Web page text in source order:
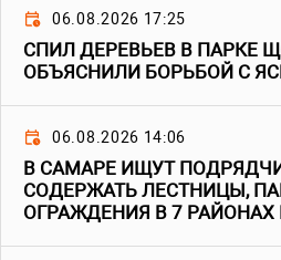
06.08.2026 17:25
СПИЛ ДЕРЕВЬЕВ В ПАРКЕ
ОБЪЯСНИЛИ БОРЬБОЙ С
06.08.2026 14:06
В САМАРЕ ИЩУТ
СОДЕРЖАТЬ ЛЕСТНИЦЫ,
ОГРАЖДЕНИЯ В 7 РАЙОНАХ